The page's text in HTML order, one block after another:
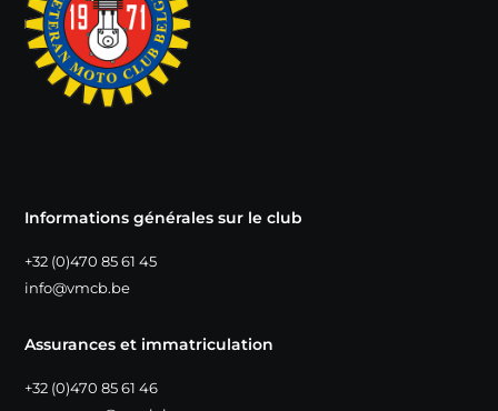
Informations générales sur le club
+32 (0)470 85 61 45
info@vmcb.be
Assurances et immatriculation
+32 (0)470 85 61 46